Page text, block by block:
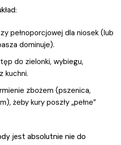
pełnoporcjowej dla niosek (lub
dominuje).
do zielonki, wybiegu,
kuchni.
zbożem (pszenica,
żeby kury poszły „pełne”
jest absolutnie nie do